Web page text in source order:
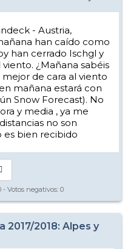
- Austria,
han caído como
han cerrado Ischgl y
¿Mañana sabéis
de cara al viento
mañana estará con
Snow Forecast). No
y media , ya me
no son
es bien recibido
- Votos negativos: 0
2017/2018: Alpes y